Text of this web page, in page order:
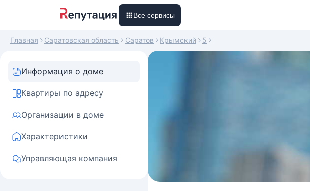
Все сервисы
Главная Саратовская область Саратов Крымский 5
Информация о доме
Квартиры по адресу
Организации в доме
Характеристики
Управляющая компания